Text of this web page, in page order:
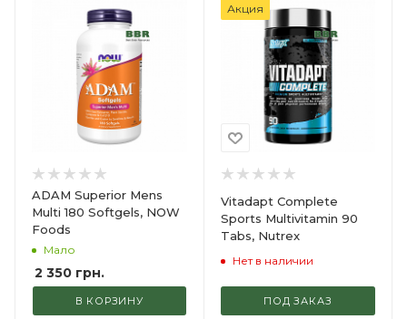
ADAM Superior Mens
Multi 180 Softgels, NOW
Foods
Мало
2 350 грн.
В КОРЗИНУ
Акция
Vitadapt Complete
Sports Multivitamin 90
Tabs, Nutrex
Нет в наличии
ПОД ЗАКАЗ